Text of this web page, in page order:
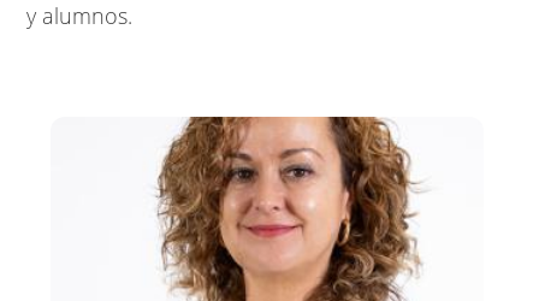
y alumnos.